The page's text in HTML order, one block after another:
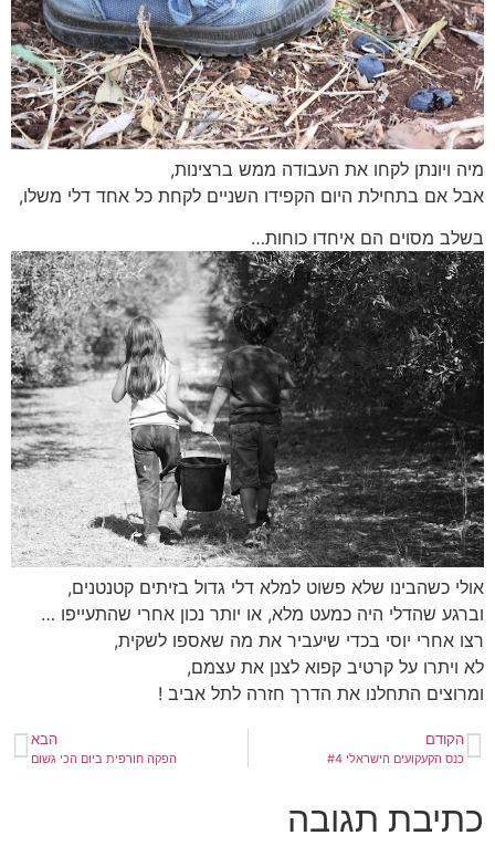
מיה ויונתן לקחו את העבודה ממש ברצינות,
אבל אם בתחילת היום הקפידו השניים לקחת כל אחד דלי משלו,
בשלב מסוים הם איחדו כוחות…
אולי כשהבינו שלא פשוט למלא דלי גדול בזיתים קטנטנים,
וברגע שהדלי היה כמעט מלא, או יותר נכון אחרי שהתעייפו …
רצו אחרי יוסי בכדי שיעביר את מה שאספו לשקית,
לא ויתרו על קרטיב קפוא לצנן את עצמם,
ומרוצים התחלנו את הדרך חזרה לתל אביב !
הקודם
כנס הקעקועים הישראלי #4
הבא
הפקה חורפית ביום הכי גשום
כתיבת תגובה